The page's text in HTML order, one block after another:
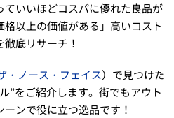
いいほどコスパに優れた良品が
以上の価値がある」高いコスト
底リサーチ！
・ノース・フェイス）で見つけた
”をご紹介します。街でもアウト
ンで役に立つ逸品です！